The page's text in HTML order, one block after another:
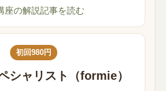
座の解説記事を読む
初回980円
シャリスト（formie）